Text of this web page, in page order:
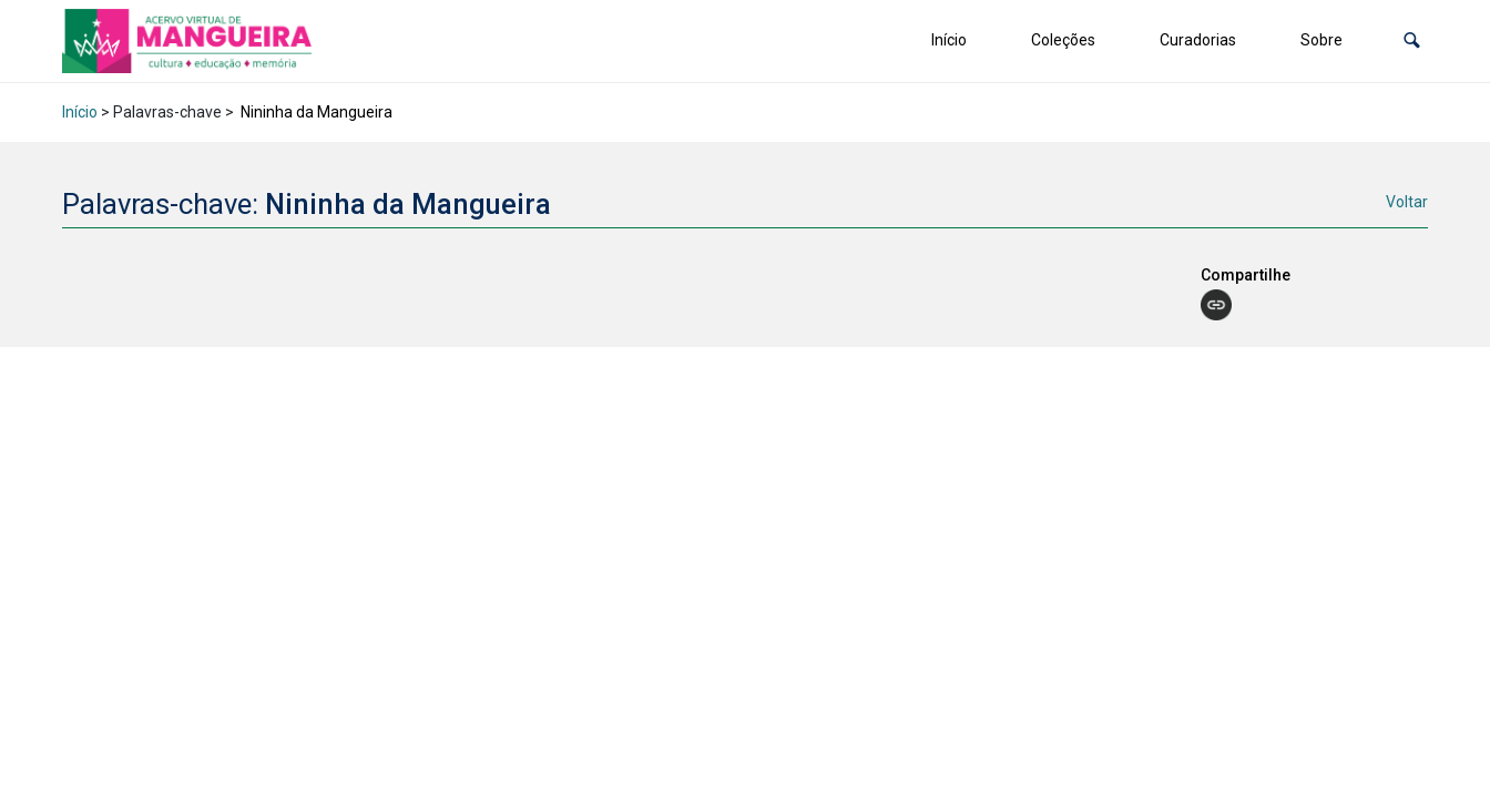
Início Coleções Curadorias Sobre
Início > Palavras-chave > Nininha da Mangueira
Palavras-chave: Nininha da Mangueira Voltar
Compartilhe